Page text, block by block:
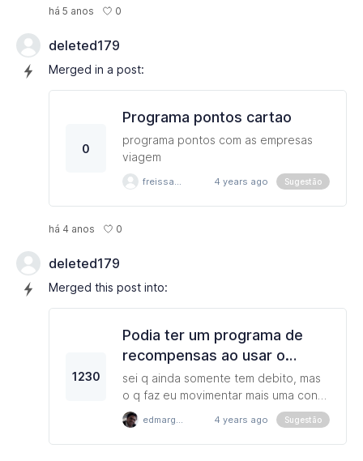
há 5 anos 0
deleted179
Merged in a post:
0
Programa pontos cartao
programa pontos com as empresas
viagem
4 years ago Sugestão
há 4 anos 0
deleted179
Merged this post into:
1230
Podia ter um programa de
recompensas ao usar o
cartão N26
sei q ainda somente tem debito, mas
o q faz eu movimentar mais uma conta
é se tem cartao de credito q pontua.
afinal recebemos de volta uma % que
podemos converter em uma viagem
4 years ago Sugestão